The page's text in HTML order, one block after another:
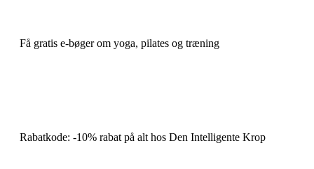
Få gratis e-bøger om yoga, pilates og træning
Rabatkode: -10% rabat på alt hos Den Intelligente Krop